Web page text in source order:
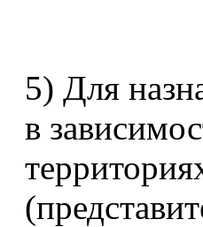
5) Для
в